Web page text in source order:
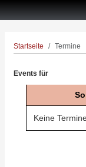
Startseite Termine
Events für
Keine